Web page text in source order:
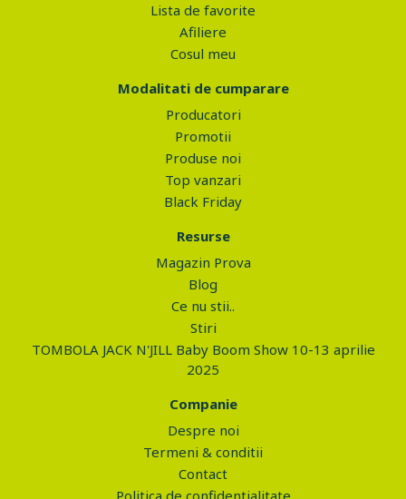
Lista de favorite
Afiliere
Cosul meu
Modalitati de cumparare
Producatori
Promotii
Produse noi
Top vanzari
Black Friday
Resurse
Magazin Prova
Blog
Ce nu stii..
Stiri
TOMBOLA JACK N'JILL Baby Boom Show 10-13 aprilie
2025
Companie
Despre noi
Termeni & conditii
Contact
Politica de confidentialitate